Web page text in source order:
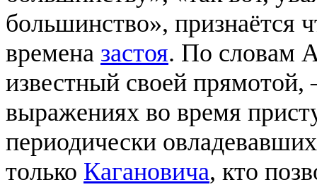
большинство», признаётся
времена застоя. По словам
известный своей
выражениях во время
периодически
только Кагановича, кто